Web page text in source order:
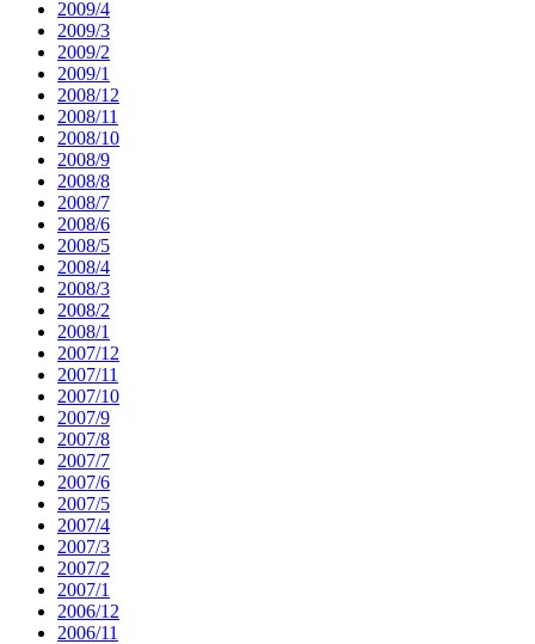
2009/4
2009/3
2009/2
2009/1
2008/12
2008/11
2008/10
2008/9
2008/8
2008/7
2008/6
2008/5
2008/4
2008/3
2008/2
2008/1
2007/12
2007/11
2007/10
2007/9
2007/8
2007/7
2007/6
2007/5
2007/4
2007/3
2007/2
2007/1
2006/12
2006/11